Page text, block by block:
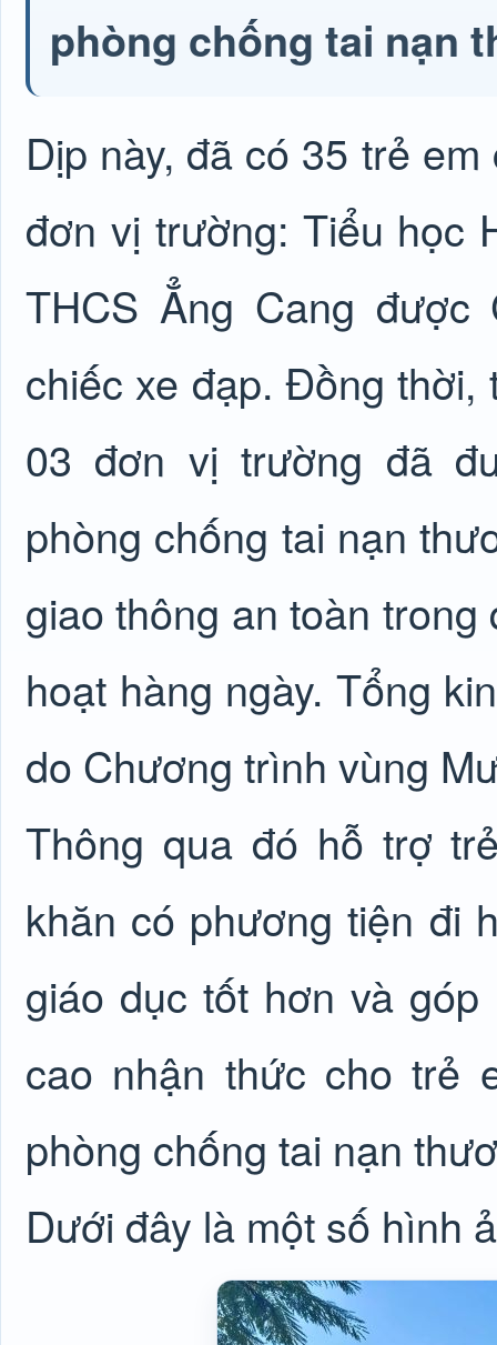
phòng chống tai nạn
Dịp này, đã có 35 trẻ
đơn vị trường: Tiểu học
THCS Ẳng Cang
chiếc xe đạp. Đồng thời,
03 đơn vị trường đã
phòng chống tai nạn
giao thông an toàn
hoạt hàng ngày. Tổng
do Chương trình vùng
Thông qua đó hỗ trợ
khăn có phương tiện đi
giáo dục tốt hơn và
cao nhận thức cho trẻ
phòng chống tai nạn
Dưới đây là một số hình